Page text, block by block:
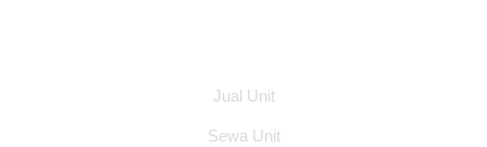
Jual Unit
Sewa Unit